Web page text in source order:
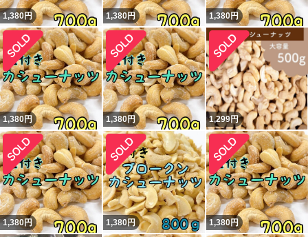
1,380円 1,380円 1,380円
1,380円 1,380円 1,299円
1,380円 1,380円 1,380円